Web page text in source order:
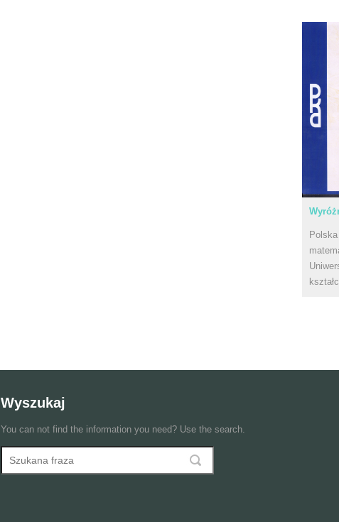
Wyszukaj
You can not find the information you need? Use the search.
Formularz wyszukiwania
Wyszukaj